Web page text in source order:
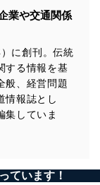
業や交通関係
に創刊。伝統
する情報を基
般、経営問題
情報誌とし
集していま
ています！